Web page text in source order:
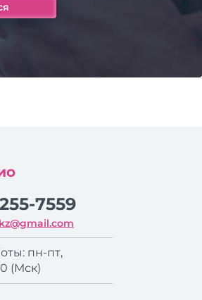
7559
пн-пт,
(Мск)